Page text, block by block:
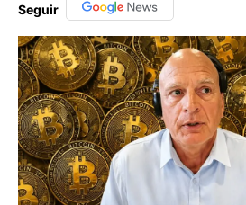
Seguir